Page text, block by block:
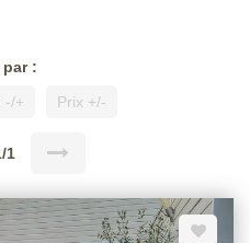
par :
-/+ Prix +/-
1